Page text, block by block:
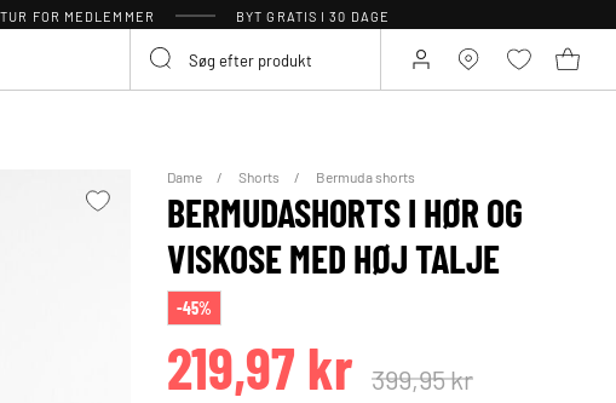
FOR MEDLEMMER BYT GRATIS I 30 DAGE
Dame Shorts Bermuda shorts
BERMUDASHORTS I HØR OG
VISKOSE MED HØJ TALJE
-45%
219,97 kr 399,95 kr